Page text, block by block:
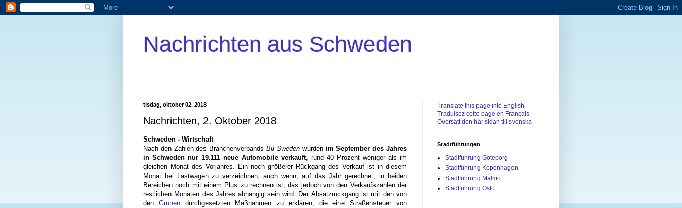
Nachrichten aus Schweden
tisdag, oktober 02, 2018
Nachrichten, 2. Oktober 2018
Schweden - Wirtschaft
Nach den Zahlen des BranchenverbandsBil Swedenwurden im September des Jahres
in Schweden nur 19.111 neue Automobile verkauft, rund 40 Prozent weniger als im
gleichen Monat des Vorjahres. Ein noch größerer Rückgang des Verkauf ist in diesem
Monat bei Lastwagen zu verzeichnen, auch wenn, auf das Jahr gerechnet, in beiden
Bereichen noch mit einem Plus zu rechnen ist, das jedoch von den Verkaufszahlen der
restlichen Monaten des Jahres abhängig sein wird. Der Absatzrückgang ist mit den von
den Grünendurchgesetzten Maßnahmen zu erklären, die eine Straßensteuer von
Translate this page into English
Traduisez cette page en Français
Översätt den här sidan till svenska
Stadtführungen
Stadtführung Göteborg
Stadtführung Kopenhagen
Stadtführung Malmö
Stadtführung Oslo